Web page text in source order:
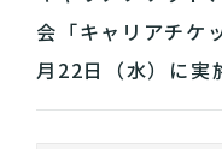
会「キャリアチ
月22日（水）に実